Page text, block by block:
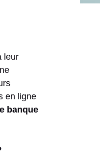
leur
en ligne
banque